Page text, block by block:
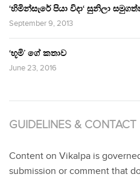
‘හිමින්සැරේ පියා විදා‘ සුනිලා
September 9, 2013
‘භූමි’ ගේ කතාව
June 23, 2016
GUIDELINES & CONTACT
Content on Vikalpa is
submission or comment that